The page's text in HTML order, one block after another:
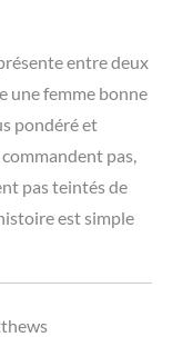
entre deux
une femme bonne
pondéré et
pas,
pas teintés de
est simple